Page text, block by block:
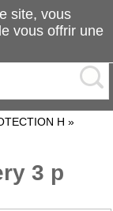
H »
3 p
site, vous
vous offrir une